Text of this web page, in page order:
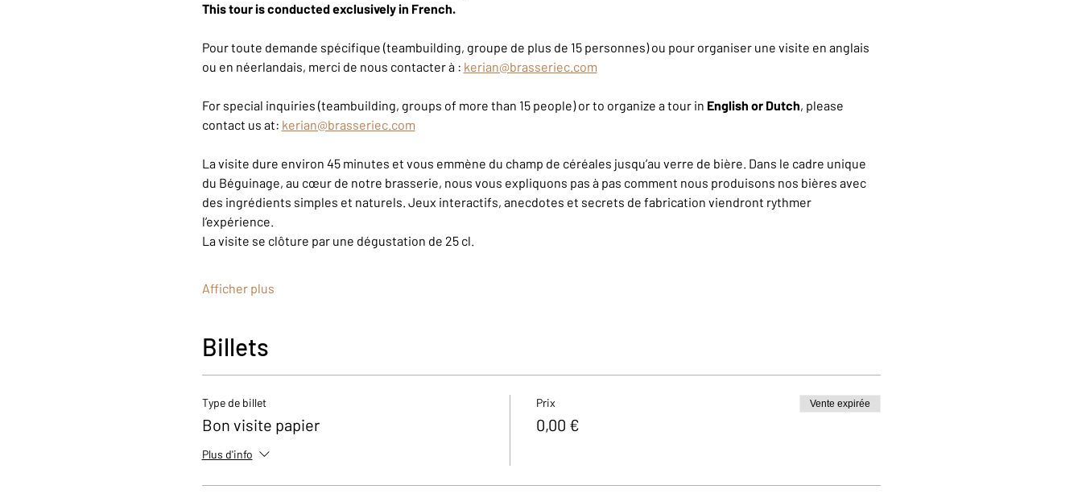
This tour is conducted exclusively in French.
Pour toute demande spécifique (teambuilding, groupe de plus de 15 personnes) ou pour organiser une visite en anglais
ou en néerlandais, merci de nous contacter à : kerian@brasseriec.com
For special inquiries (teambuilding, groups of more than 15 people) or to organize a tour in English or Dutch, please
contact us at: kerian@brasseriec.com
La visite dure environ 45 minutes et vous emmène du champ de céréales jusqu’au verre de bière. Dans le cadre unique
du Béguinage, au cœur de notre brasserie, nous vous expliquons pas à pas comment nous produisons nos bières avec
des ingrédients simples et naturels. Jeux interactifs, anecdotes et secrets de fabrication viendront rythmer
l’expérience.
La visite se clôture par une dégustation de 25 cl.
Afficher plus
Billets
Type de billet
Bon visite papier
Plus d'info
Prix
0,00 €
Vente expirée